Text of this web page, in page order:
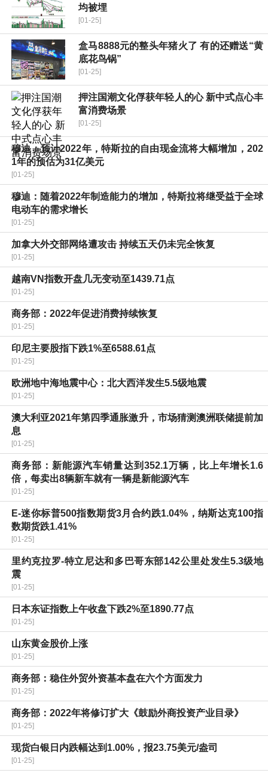
均被埋
[01-25]
盒马8888元的整头年猪火了 有的还赠送“黄
底花鸟锅”
[01-25]
押注国潮文化俘获年轻人的心 新中式点心丰
富消费场景
[01-25]
穆迪：预计2022年，特斯拉的自由现金流将大幅增加，202
1年的预估为31亿美元
[01-25]
穆迪：随着2022年制造能力的增加，特斯拉将继受益于全球
电动车的需求增长
[01-25]
加拿大外交部网络遭攻击 持续五天仍未完全恢复
[01-25]
越南VN指数开盘几无变动至1439.71点
[01-25]
商务部：2022年促进消费持续恢复
[01-25]
印尼主要股指下跌1%至6588.61点
[01-25]
欧洲地中海地震中心：北大西洋发生5.5级地震
[01-25]
澳大利亚2021年第四季通胀激升，市场猜测澳洲联储提前加
息
[01-25]
商务部：新能源汽车销量达到352.1万辆，比上年增长1.6
倍，每卖出8辆新车就有一辆是新能源汽车
[01-25]
E-迷你标普500指数期货3月合约跌1.04%，纳斯达克100指
数期货跌1.41%
[01-25]
里约克拉罗-特立尼达和多巴哥东部142公里处发生5.3级地
震
[01-25]
日本东证指数上午收盘下跌2%至1890.77点
[01-25]
山东黄金股价上涨
[01-25]
商务部：稳住外贸外资基本盘在六个方面发力
[01-25]
商务部：2022年将修订扩大《鼓励外商投资产业目录》
[01-25]
现货白银日内跌幅达到1.00%，报23.75美元/盎司
[01-25]